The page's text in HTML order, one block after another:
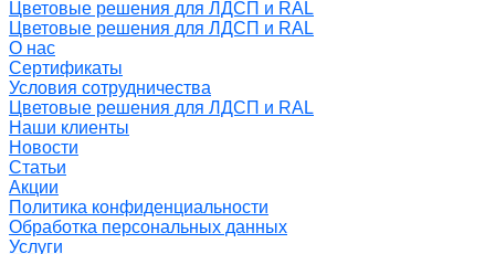
Цветовые решения для ЛДСП и RAL
Цветовые решения для ЛДСП и RAL
О нас
Сертификаты
Условия сотрудничества
Цветовые решения для ЛДСП и RAL
Наши клиенты
Новости
Статьи
Акции
Политика конфиденциальности
Обработка персональных данных
Услуги